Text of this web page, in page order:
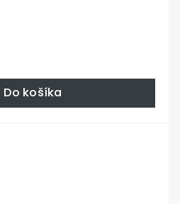
Do košíka